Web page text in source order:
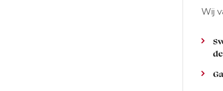
Wij